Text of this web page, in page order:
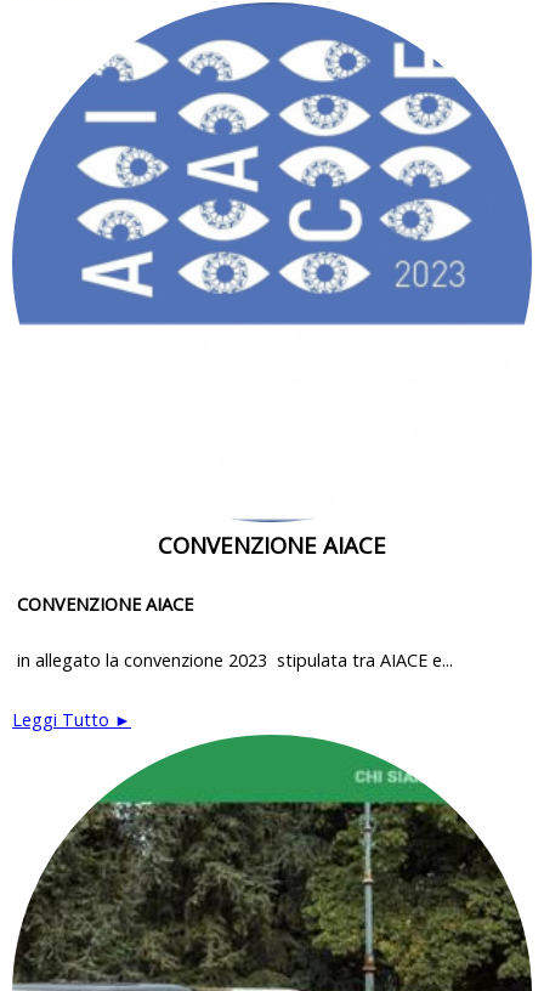
CONVENZIONE AIACE
CONVENZIONE AIACE
in allegato la convenzione 2023 stipulata tra AIACE e...
Leggi Tutto ►